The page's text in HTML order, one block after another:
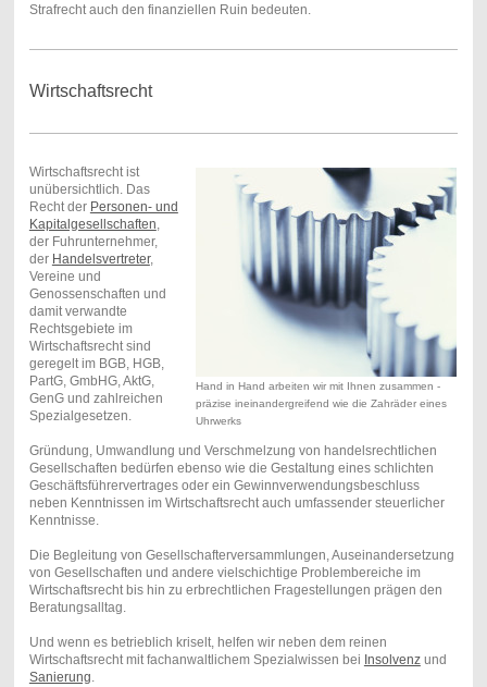
Strafrecht auch den finanziellen Ruin bedeuten.
Wirtschaftsrecht
Hand in Hand arbeiten wir mit Ihnen zusammen -
präzise ineinandergreifend wie die Zahräder eines
Uhrwerks
Wirtschaftsrecht ist
unübersichtlich. Das
Recht der Personen- und
Kapitalgesellschaften,
der Fuhrunternehmer,
der Handelsvertreter,
Vereine und
Genossenschaften und
damit verwandte
Rechtsgebiete im
Wirtschaftsrecht sind
geregelt im BGB, HGB,
PartG, GmbHG, AktG,
GenG und zahlreichen
Spezialgesetzen.
Gründung, Umwandlung und Verschmelzung von handelsrechtlichen
Gesellschaften bedürfen ebenso wie die Gestaltung eines schlichten
Geschäftsführervertrages oder ein Gewinnverwendungsbeschluss
neben Kenntnissen im Wirtschaftsrecht auch umfassender steuerlicher
Kenntnisse.
Die Begleitung von Gesellschafterversammlungen, Auseinandersetzung
von Gesellschaften und andere vielschichtige Problembereiche im
Wirtschaftsrecht bis hin zu erbrechtlichen Fragestellungen prägen den
Beratungsalltag.
Und wenn es betrieblich kriselt, helfen wir neben dem reinen
Wirtschaftsrecht mit fachanwaltlichem Spezialwissen bei Insolvenzund
Sanierung.